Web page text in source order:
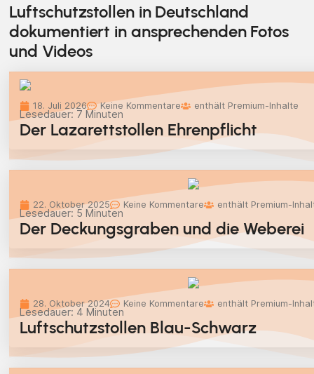
Luftschutzstollen in Deutschland
dokumentiert in ansprechenden Fotos
und Videos
18. Juli 2026 Keine Kommentare enthält Premium-Inhalte
Lesedauer: 7 Minuten
Der Lazarettstollen Ehrenpflicht
22. Oktober 2025 Keine Kommentare enthält Premium-
Lesedauer: 5 Minuten
Der Deckungsgraben und die Weberei
28. Oktober 2024 Keine Kommentare enthält Premium-
Lesedauer: 4 Minuten
Luftschutzstollen Blau-Schwarz